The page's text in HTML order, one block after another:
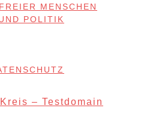
MENSCHEN
POLITIK